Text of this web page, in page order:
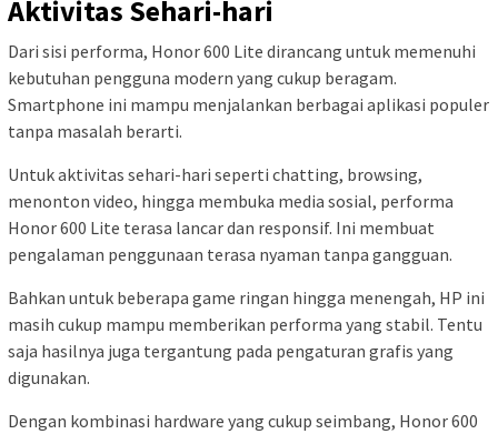
Aktivitas Sehari-hari
Dari sisi performa, Honor 600 Lite dirancang untuk memenuhi
kebutuhan pengguna modern yang cukup beragam.
Smartphone ini mampu menjalankan berbagai aplikasi populer
tanpa masalah berarti.
Untuk aktivitas sehari-hari seperti chatting, browsing,
menonton video, hingga membuka media sosial, performa
Honor 600 Lite terasa lancar dan responsif. Ini membuat
pengalaman penggunaan terasa nyaman tanpa gangguan.
Bahkan untuk beberapa game ringan hingga menengah, HP ini
masih cukup mampu memberikan performa yang stabil. Tentu
saja hasilnya juga tergantung pada pengaturan grafis yang
digunakan.
Dengan kombinasi hardware yang cukup seimbang, Honor 600